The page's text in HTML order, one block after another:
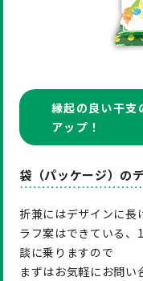
縁起の良い干支
アップ！
袋（パッケージ）の
折兼にはデザインに長
ラフ案はできている、
談に乗りますので
まずはお気軽にお問い